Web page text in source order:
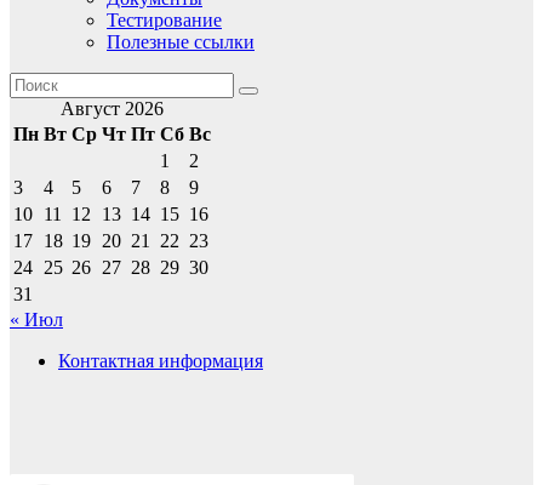
Тестирование
Полезные ссылки
Август 2026
Пн Вт Ср Чт Пт Сб Вс
1
2
3
4 5 6 7 8
9
10 11 12 13 14 15 16
17 18 19 20 21 22 23
24 25 26 27 28 29 30
31
« Июл
Контактная информация